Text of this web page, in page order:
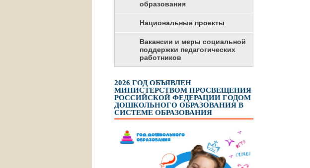
образования
Национальные проекты
Вакансии и меры социальной
поддержки педагогических
работников
2026 ГОД ОБЪЯВЛЕН
МИНИСТЕРСТВОМ ПРОСВЕЩЕНИЯ
РОССИЙСКОЙ ФЕДЕРАЦИИ ГОДОМ
ДОШКОЛЬНОГО ОБРАЗОВАНИЯ В
СИСТЕМЕ ОБРАЗОВАНИЯ